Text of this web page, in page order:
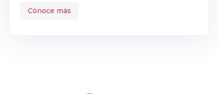
integral que fortalece los valores y la
Cónoce más